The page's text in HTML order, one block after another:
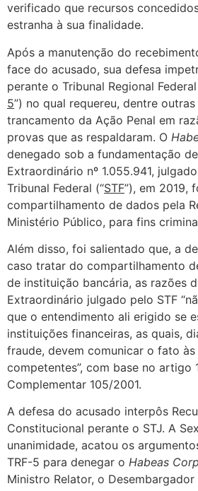
verificado que recursos
estranha à sua finalidade.
Após a manutenção do
face do acusado, sua defesa
perante o Tribunal Regional
5”) no qual requereu, dentre
trancamento da Ação Penal em
provas que as respaldaram. O
denegado sob a fundamentação
Extraordinário nº 1.055.941,
Tribunal Federal (“STF”), em 2019,
compartilhamento de dados pela
Ministério Público, para fins
Além disso, foi salientado que, a
caso tratar do compartilhamento
de instituição bancária, as razões
Extraordinário julgado pelo STF
que o entendimento ali erigido se
instituições financeiras, as quais,
fraude, devem comunicar o fato
competentes”, com base no artigo
Complementar 105/2001.
A defesa do acusado interpôs
Constitucional perante o STJ. A
unanimidade, acatou os
TRF-5 para denegar o Habeas
Ministro Relator, o